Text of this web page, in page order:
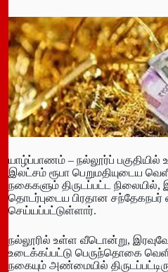
யாழ்ப்பாணம் – நல்லூர்ப்
இலட்சம் ரூபா பெறுமதியுடைய
நகைகளும் திருடப்பட்ட
தொடர்புடைய பிரதான சந்தேகநபர்
செய்யப்பட்டுள்ளார்.
நல்லூரில் உள்ள வீடொன்று,
உடைக்கப்பட்டு பெருந்தொகை
நகையும் அண்மையில்